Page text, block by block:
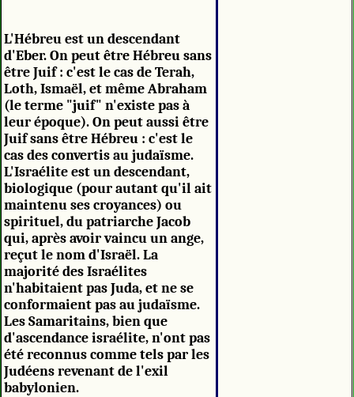
L'Hébreu est un descendant
d'Eber. On peut être Hébreu sans
être Juif : c'est le cas de Terah,
Loth, Ismaël, et même Abraham
(le terme "juif" n'existe pas à
leur époque). On peut aussi être
Juif sans être Hébreu : c'est le
cas des convertis au judaïsme.
L'Israélite est un descendant,
biologique (pour autant qu'il ait
maintenu ses croyances) ou
spirituel, du patriarche Jacob
qui, après avoir vaincu un ange,
reçut le nom d'Israël. La
majorité des Israélites
n'habitaient pas Juda, et ne se
conformaient pas au judaïsme.
Les Samaritains, bien que
d'ascendance israélite, n'ont pas
été reconnus comme tels par les
Judéens revenant de l'exil
babylonien.